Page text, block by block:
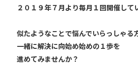
２０１９年７月より毎月１回開催して
似たようなことで悩んでいらっしゃる
一緒に解決に向始め始めの１歩を
進めてみませんか？